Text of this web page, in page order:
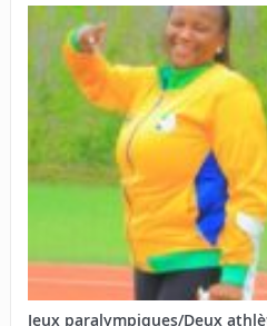
Jeux paralympiques/Deux